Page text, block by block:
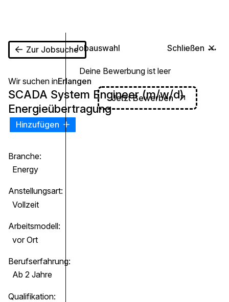
Jobauswahl Schließen
Deine Bewerbung ist leer
Jetzt Bewerben
Zur Jobsuche
Wir suchen inErlangen
SCADA System Engineer (m/w/d)
Energieübertragung
Hinzufügen
Branche:
Energy
Anstellungsart:
Vollzeit
Arbeitsmodell:
vor Ort
Berufserfahrung:
Ab 2 Jahre
Qualifikation: